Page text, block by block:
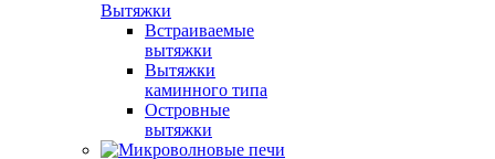
Вытяжки
Встраиваемые
вытяжки
Вытяжки
каминного типа
Островные
вытяжки